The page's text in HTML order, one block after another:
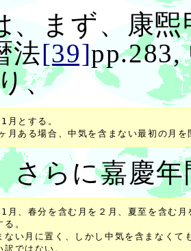
、まず、康
法[39]pp.283,
、
とする。
さらに嘉慶年
、春分を含む月を２月、夏至を含む月
。
い月に置く、しかし中気を含まなくて